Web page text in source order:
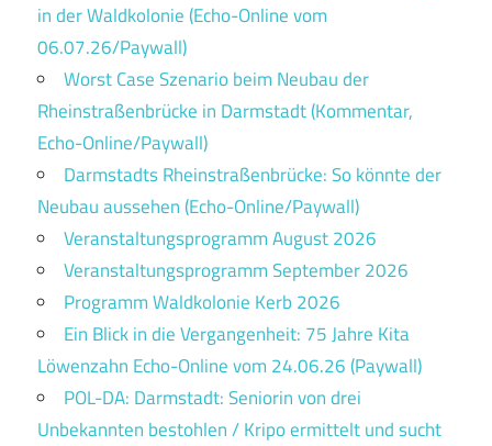
in der Waldkolonie (Echo-Online vom
06.07.26/Paywall)
Worst Case Szenario beim Neubau der
Rheinstraßenbrücke in Darmstadt (Kommentar,
Echo-Online/Paywall)
Darmstadts Rheinstraßenbrücke: So könnte der
Neubau aussehen (Echo-Online/Paywall)
Veranstaltungsprogramm August 2026
Veranstaltungsprogramm September 2026
Programm Waldkolonie Kerb 2026
Ein Blick in die Vergangenheit: 75 Jahre Kita
Löwenzahn Echo-Online vom 24.06.26 (Paywall)
POL-DA: Darmstadt: Seniorin von drei
Unbekannten bestohlen / Kripo ermittelt und sucht